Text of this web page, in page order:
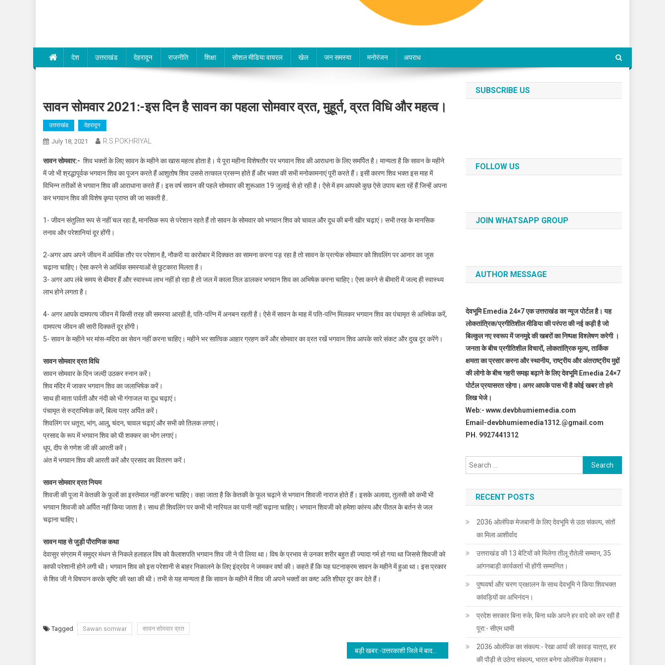
देश उत्तराखंड देहरादून राजनीति शिक्षा सोशल मीडिया वायरल खेल जन समस्या मनोरंजन अपराध
सावन सोमवार 2021:-इस दिन है सावन का पहला सोमवार व्रत, मुहूर्त, व्रत विधि और महत्व।
उत्तराखंड देहरादून
July 18, 2021 R.S.POKHRIYAL
सावन सोमवार:- शिव भक्तों के लिए सावन के महीने का खास महत्व होता है। ये पूरा महीना विशेषतौर पर भगवान शिव की आराधना के लिए समर्पित है। मान्यता है कि सावन के महीने
में जो भी श्रद्धापूर्वक भगवान शिव का पूजन करते हैं आशुतोष शिव उससे तत्काल प्रसन्न होते हैं और भक्त की सभी मनोकामनाएं पूरी करते हैं। इसी कारण शिव भक्त इस माह में
विभिन्न तरीकों से भगवान शिव की आराधाना करते हैं। इस वर्ष सावन की पहले सोमवार की शुरूआत 19 जुलाई से हो रही है। ऐसे में हम आपको कुछ ऐसे उपाय बता रहें हैं जिन्हें अपना
कर भगवान शिव की विशेष कृपा प्राप्त की जा सकती है..
1- जीवन संतुलित रूप से नहीं चल रहा है, मानसिक रूप से परेशान रहते हैं तो सावन के सोमवार को भगवान शिव को चावल और दूध की बनी खीर चढ़ाएं। सभी तरह के मानसिक
तनाव और परेशानियां दूर होंगी।
2-अगर आप अपने जीवन में आर्थिक तौर पर परेशान है, नौकरी या कारोबार में दिक्कत का सामना करना पड़ रहा है तो सावन के प्रत्येक सोमवार को शिवलिंग पर आनार का जूस
चढ़ाना चाहिए। ऐसा करने से आर्थिक समस्याओं से छुटकारा मिलता है।
3- अगर आप लंबे समय से बीमार हैं और स्वास्थ्य लाभ नहीं हो रहा है तो जल में काला तिल डालकर भगवान शिव का अभिषेक करना चाहिए। ऐसा करने से बीमारी में जल्द ही स्वास्थ्य
लाभ होने लगता है।
4- अगर आपके दामपत्य जीवन में किसी तरह की समस्या आरही है, पति-पत्नि में अनबन रहती है। ऐसे में सावन के माह में पति-पत्नि मिलकर भगवान शिव का पंचामृत से अभिषेक करें,
दामपत्य जीवन की सारी दिक्कतें दूर होंगी।
5- सावन के महीने भर मांस-मदिरा का सेवन नहीं करना चाहिए। महीने भर सात्विक आहार ग्रहण करें और सोमवार का व्रत रखें भगवान शिव आपके सारे संकट और दुख दूर करेंगे।
सावन सोमवार व्रत विधि
सावन सोमवार के दिन जल्दी उठकर स्नान करें।
शिव मंदिर में जाकर भगवान शिव का जलाभिषेक करें।
साथ ही माता पार्वती और नंदी को भी गंगाजल या दूध चढ़ाएं।
पंचामृत से रुद्राभिषेक करें, बिल्व पत्र अर्पित करें।
शिवलिंग पर धतूरा, भांग, आलू, चंदन, चावल चढ़ाएं और सभी को तिलक लगाएं।
प्रसाद के रूप में भगवान शिव को घी शक्कर का भोग लगाएं।
धूप, दीप से गणेश जी की आरती करें।
अंत में भगवान शिव की आरती करें और प्रसाद का वितरण करें।
सावन सोमवार व्रत नियम
शिवजी की पूजा में केतकी के फूलों का इस्तेमाल नहीं करना चाहिए। कहा जाता है कि केतकी के फूल चढ़ाने से भगवान शिवजी नाराज होते हैं। इसके अलावा, तुलसी को कभी भी
भगवान शिवजी को अर्पित नहीं किया जाता है। साथ ही शिवलिंग पर कभी भी नारियल का पानी नहीं चढ़ाना चाहिए। भगवान शिवजी को हमेशा कांस्य और पीतल के बर्तन से जल
चढ़ाना चाहिए।
सावन माह से जुड़ी पौराणिक कथा
देवासुर संग्राम में समुद्र मंथन से निकले हलाहल विष को कैलाशपति भगवान शिव जी ने पी लिया था। विष के प्रभाव से उनका शरीर बहुत ही ज्यादा गर्म हो गया था जिससे शिवजी को
काफी परेशानी होने लगी थी। भगवान शिव को इस परेशानी से बाहर निकालने के लिए इंद्रदेव ने जमकर वर्षा की। कहते हैं कि यह घटनाक्रम सावन के महीने में हुआ था। इस प्रकार
से शिव जी ने विषपान करके सृष्टि की रक्षा की थी। तभी से यह मान्यता है कि सावन के महीने में शिव जी अपने भक्तों का कष्ट अति शीघ्र दूर कर देते हैं।
Tagged Sawan somwar सावन सोमवार व्रत
बड़ी खबर:-उत्तरकाशी जिले में बादल फटने से भारी नुकसान की आशंका, लोगो के घरों में घुसा पानी,देखिए वीडियो।
SUBSCRIBE US
FOLLOW US
JOIN WHATSAPP GROUP
AUTHOR MESSAGE
देवभूमि Emedia 24×7 एक उत्तराखंड का न्यूज पोर्टल है। यह
लोकतांत्रिक/प्रगीतिशील मीडिया की परंपरा की नई कड़ी है जो
बिल्कुल नए स्वरूप में जनमुद्दे की खबरों का निष्पक्ष विश्लेषण करेगी ।
जनता के बीच प्रगीतिशील विचारों, लोकतांत्रिक मूल्य, तार्किक
क्षमता का प्रसार करना और स्थानीय, राष्ट्रीय और अंतराष्ट्रीय मुद्दों
की लोगो के बीच गहरी समझ बढ़ाने के लिए देवभूमि Emedia 24×7
पोर्टल प्रयासरत रहेगा। अगर आपके पास भी है कोई खबर तो हमे
लिख भेजे।
Web:- www.devbhumiemedia.com
Email-devbhumiemedia1312.@gmail.com
PH. 9927441312
Search
for:
RECENT POSTS
2036 ओलंपिक मेजबानी के लिए देवभूमि से उठा संकल्प, संतों
का मिला आशीर्वाद
उत्तराखंड की 13 बेटियों को मिलेगा तीलू रौतेली सम्मान, 35
आंगनबाड़ी कार्यकर्ता भी होंगी सम्मानित।
पुष्पवर्षा और चरण प्रक्षालन के साथ देवभूमि ने किया शिवभक्त
कांवड़ियों का अभिनंदन।
प्रदेश सरकार बिना रुके, बिना थके अपने हर वादे को कर रही है
पूरा:- सीएम धामी
2036 ओलंपिक का संकल्प:- रेखा आर्या की कावड़ यात्रा, हर
की पौड़ी से उठेगा संकल्प, भारत बनेगा ओलंपिक मेज़बान।